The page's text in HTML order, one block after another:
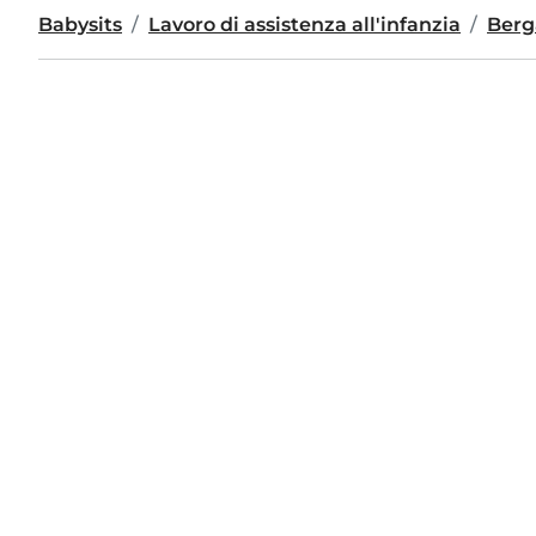
Babysits Lavoro di assistenza all'infanzia